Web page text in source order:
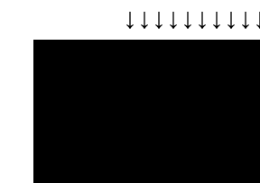
↓ ↓ ↓ ↓ ↓ ↓ ↓ ↓ ↓